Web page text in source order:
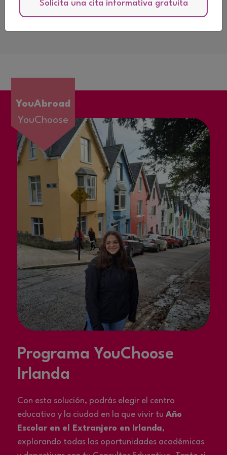
Descarga el Catálogo Informativo
YouAbroad
YouChoose
Programa YouChoose
Irlanda
Con esta solución, podrás elegir el centro
educativo y la ciudad en la que vivir tu Año
Escolar en el Extranjero en Irlanda,
explorando todas las oportunidades académicas
Solicita una cita informativa gratuita